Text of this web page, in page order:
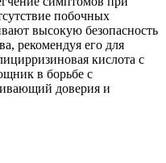
побочных
высокую безопасность
рекомендуя его для
кислота с
в борьбе с
доверия и